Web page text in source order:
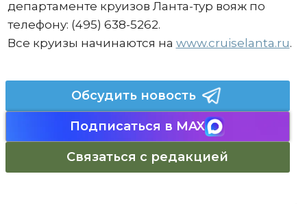
департаменте круизов Ланта-тур вояж по
телефону: (495) 638-5262.
Все круизы начинаются на www.cruiselanta.ru.
Обсудить новость
Подписаться в MAX
Связаться с редакцией